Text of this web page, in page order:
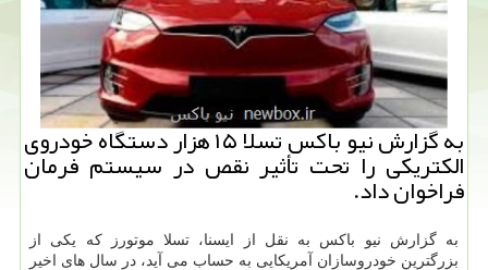
به گزارش نیو باكس تسلا ۱۵ هزار دستگاه خودروی
الكتریكی را تحت تأثیر نقص در سیستم فرمان
فراخوان داد.
به گزارش نیو باكس به نقل از ایسنا، تسلا موتورز كه یكی از
بزرگترین خودروسازان آمریكایی به حساب می آید، در سال های اخیر